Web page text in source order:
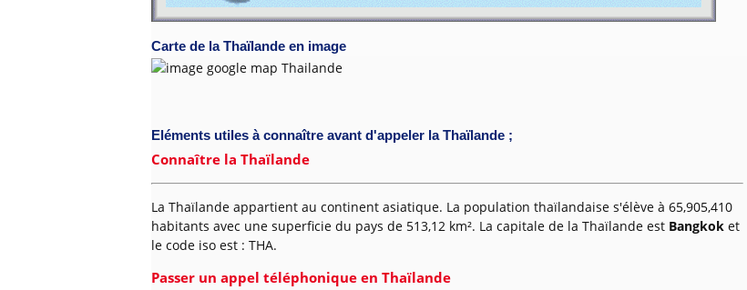
Carte de la Thaïlande en image
Eléments utiles à connaître avant d'appeler la Thaïlande ;
Connaître la Thaïlande
La Thaïlande appartient au continent asiatique. La population thaïlandaise s'élève à 65,905,410
habitants avec une superficie du pays de 513,12 km². La capitale de la Thaïlande est Bangkok et
le code iso est : THA.
Passer un appel téléphonique en Thaïlande